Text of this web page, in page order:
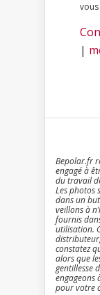
|
Bepolar.fr
engagé à
du travail
Les photos
dans un
veillons à
fournis
utilisation.
constatez
alors que
gentillesse
engageons
pour votre